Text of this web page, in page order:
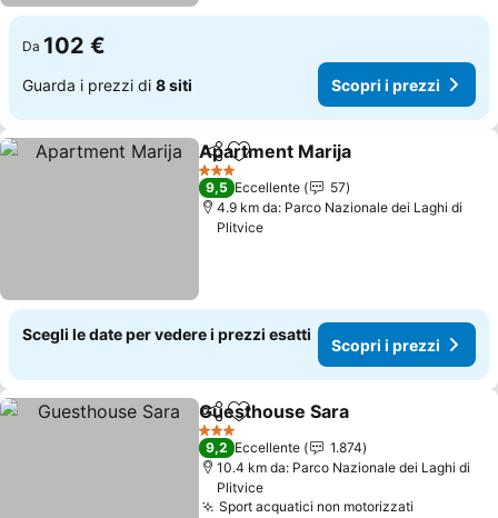
Da 102 €
Guarda i prezzi di 8 siti Scopri i prezzi
CondividiAggiungi ai preferiti
Apartment Marija
3 Stelle
9,5 Eccellente
57
4.9 km da: Parco Nazionale dei Laghi di
Plitvice
Scegli le date per vedere i prezzi esatti
Scopri i prezzi
CondividiAggiungi ai preferiti
Guesthouse Sara
3 Stelle
9,2 Eccellente
1.874
10.4 km da: Parco Nazionale dei Laghi di
Plitvice
Sport acquatici non motorizzati